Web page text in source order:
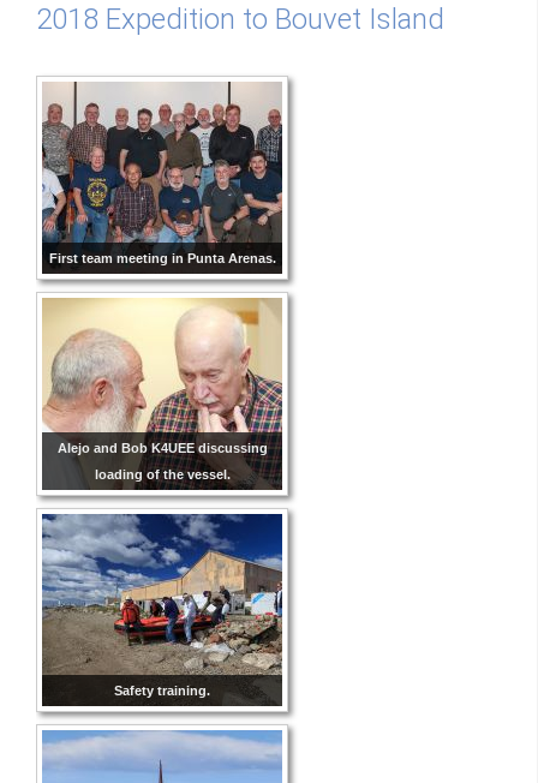
2018 Expedition to Bouvet Island
First team meeting in Punta Arenas.
Alejo and Bob K4UEE discussing
loading of the vessel.
Safety training.